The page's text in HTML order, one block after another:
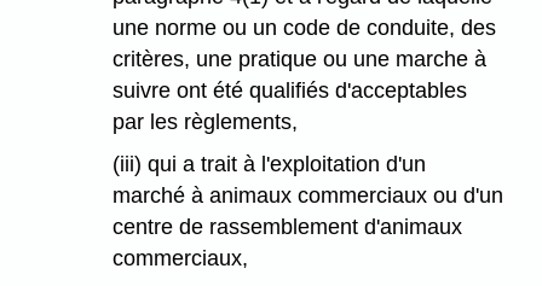
une norme ou un code de conduite, des
critères, une pratique ou une marche à
suivre ont été qualifiés d'acceptables
par les règlements,
(iii) qui a trait à l'exploitation d'un
marché à animaux commerciaux ou d'un
centre de rassemblement d'animaux
commerciaux,